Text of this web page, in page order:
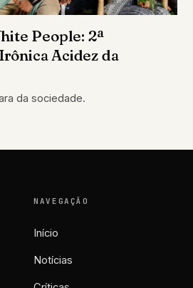
People: 2ª
Acidez da
da sociedade.
NAVEGAÇÃO
Início
Notícias